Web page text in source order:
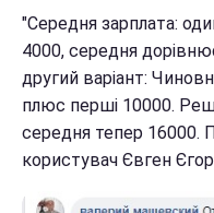
"Середня зарплата:
4000, середня
другий варіант:
плюс перші 10000.
середня тепер 16000.
користувач Євген